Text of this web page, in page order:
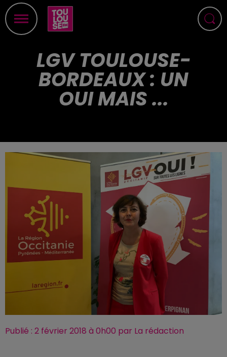
LGV TOULOUSE-
BORDEAUX : UN
OUI MAIS ...
Publié : 2 février 2018 à 0h00 par La rédaction